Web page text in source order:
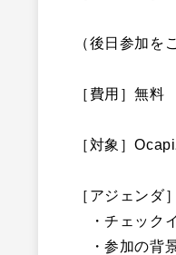
（後日参加を
［費用］無料
［対象］Ocapi
［アジェンダ］
・チェック
・参加の背